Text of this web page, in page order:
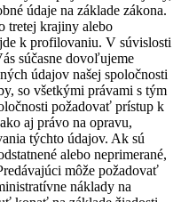
údaje na základe zákona.
tretej krajiny alebo
k profilovaniu. V súvislosti
súčasne dovoľujeme
údajov našej spoločnosti
so všetkými právami s tým
požadovať prístup k
aj právo na opravu,
týchto údajov. Ak sú
alebo neprimerané,
môže požadovať
náklady na